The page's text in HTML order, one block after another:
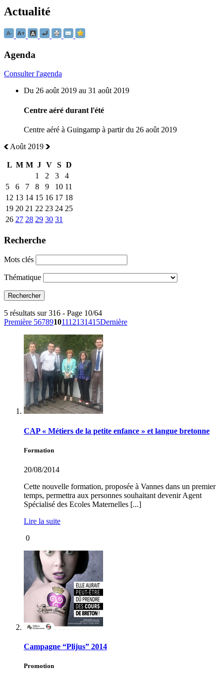
Actualité
Agenda
Consulter l'agenda
Du 26 août 2019 au 31 août 2019
Centre aéré durant l'été
Centre aéré à Guingamp à partir du 26 août 2019
Août 2019
L M M J V S D
1
2 3
4
5
6 7 8 9 10 11
12 13 14 15 16 17 18
19 20 21 22 23 24 25
26 27 28 29 30 31
Recherche
Mots clés
Thématique
5 résultats sur 316 - Page 10/64
Première 56789101112131415Dernière
CAP « Métiers de la petite enfance » et langue bretonne
Formation
20/08/2014
Cette nouvelle formation, proposée à Vannes dans un premier
temps, permettra aux personnes souhaitant devenir Agent
Spécialisé des Ecoles Maternelles [...]
Lire la suite
0
Campagne “Plijus” 2014
Promotion